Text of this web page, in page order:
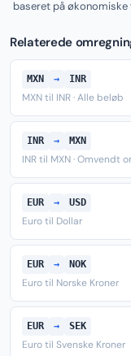
baseret på
Relaterede
MXN → INR
MXN til INR · Alle beløb
INR → MXN
INR til MXN · Omvendt
EUR → USD
Euro til Dollar
EUR → NOK
Euro til Norske Kroner
EUR → SEK
Euro til Svenske Kroner